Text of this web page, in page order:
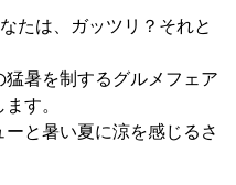
たは、ガッツリ？それと
暑を制するグルメフェア
す。
と暑い夏に涼を感じるさ